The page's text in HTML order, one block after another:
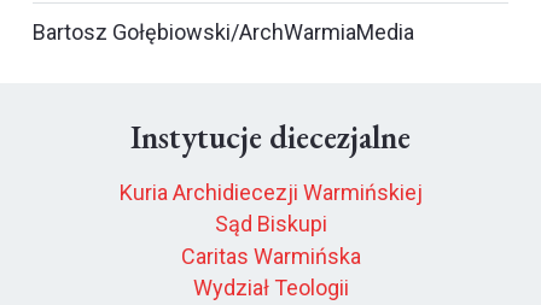
Bartosz Gołębiowski/ArchWarmiaMedia
Instytucje diecezjalne
Kuria Archidiecezji Warmińskiej
Sąd Biskupi
Caritas Warmińska
Wydział Teologii